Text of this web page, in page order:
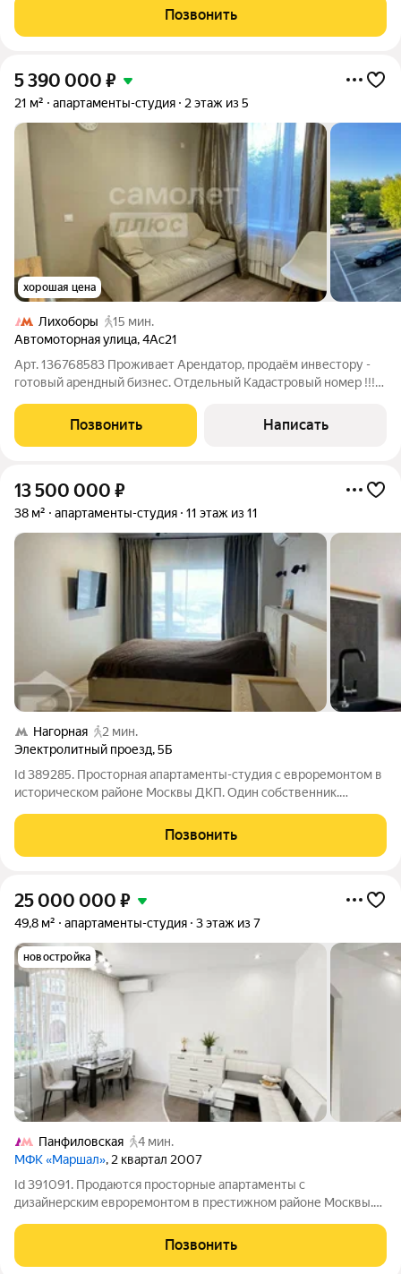
одном из самых современных жилых комплексов
Позвонить
5 390 000 ₽
21 м² апартаменты-студия 2 этаж из 5
хорошая цена
Лихоборы
15 мин.
Автомоторная улица,4Ас21
Арт. 136768583 Проживает Арендатор, продаём инвестору -
готовый арендный бизнес. Отдельный Кадастровый номер !!!
деньгами (рассрочка и ипотека - нет!) Продаются уютные и
современные
Позвонить Написать
13 500 000 ₽
38 м² апартаменты-студия 11 этаж из 11
Нагорная
2 мин.
Электролитный проезд,5Б
Id 389285. Просторная апартаменты-студия с евроремонтом в
историческом районе Москвы ДКП. Один собственник.
площадью 38 кв. м в кирпичном доме на Электролитном
проезде. Это не просто жилье, а
Позвонить
25 000 000 ₽
49,8 м² апартаменты-студия 3 этаж из 7
новостройка
Панфиловская
4 мин.
МФК «Маршал», 2 квартал 2007
Id 391091. Продаются просторные апартаменты с
дизайнерским евроремонтом в престижном районе Москвы.
просторная жилая комната 23,9 м и большая кухня 15 м, что
является редкостью для подобных
Позвонить